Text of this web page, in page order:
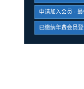
申请加入会员 ·
已缴纳年费会员